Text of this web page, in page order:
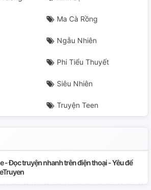
Ma Cà Rồng
Ngẫu Nhiên
Phi Tiểu Thuyết
Siêu Nhiên
Truyện Teen
- Đọc truyện nhanh trên điện thoại - Yêu để